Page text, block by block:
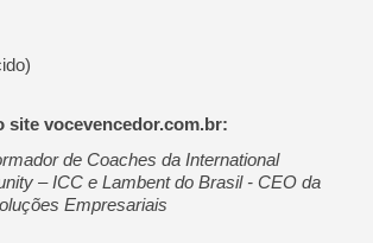
site vocevencedor.com.br:
de Coaches da International
– ICC e Lambent do Brasil - CEO da
Empresariais